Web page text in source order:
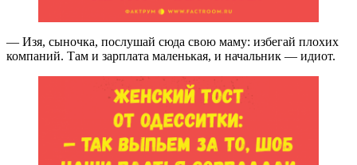
— Изя, сыночка, послушай сюда свою маму: избегай плохих
компаний. Там и зарплата маленькая, и начальник — идиот.